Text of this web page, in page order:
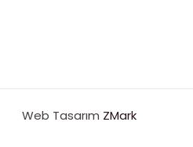
Web Tasarım ZMark